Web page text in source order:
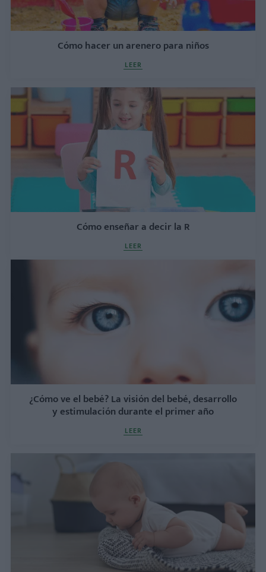
Cómo hacer un arenero para niños
LEER
Cómo enseñar a decir la R
LEER
¿Cómo ve el bebé? La visión del bebé, desarrollo
y estimulación durante el primer año
LEER